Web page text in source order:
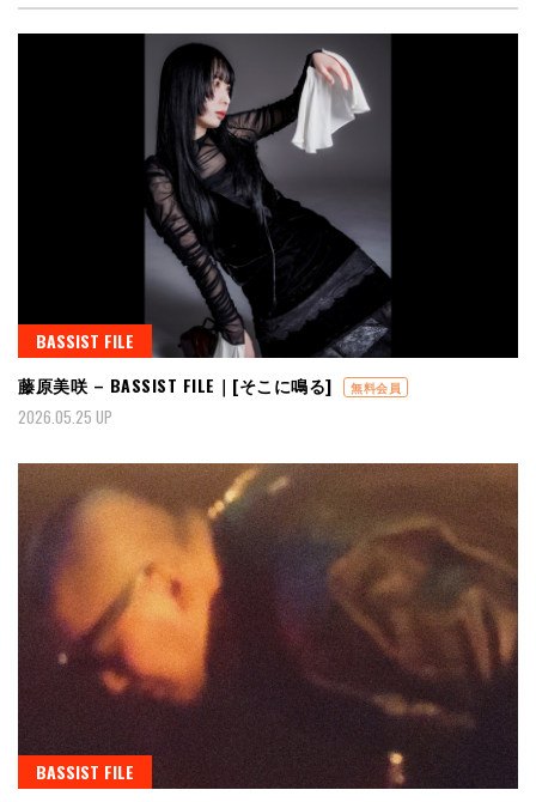
BASSIST FILE
藤原美咲 – BASSIST FILE｜[そこに鳴る]
無料会員
2026.05.25 UP
BASSIST FILE